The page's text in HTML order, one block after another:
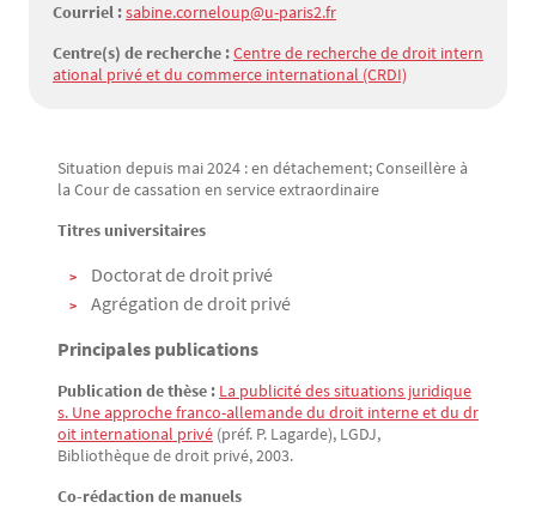
Courriel :sabine.corneloup@u-paris2.fr
Centre(s) de recherche :Centre de recherche de droit intern
ational privé et du commerce international (CRDI)
Texte
Situation depuis mai 2024 : en détachement; Conseillère à
la Cour de cassation en service extraordinaire
Titres universitaires
Doctorat de droit privé
Agrégation de droit privé
Principales publications
Publication de thèse : La publicité des situations juridique
s. Une approche franco-allemande du droit interne et du dr
oit international privé (préf. P. Lagarde), LGDJ,
Bibliothèque de droit privé, 2003.
Co-rédaction de manuels